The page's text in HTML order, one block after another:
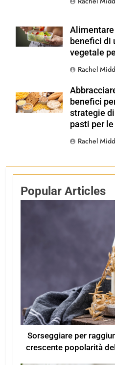
Shutterstock
Alimentare
benefici di
vegetale
Rachel
Shutterstock
benefici
strategie
pasti per
Rachel
Popular Articles
Sorseggiare per
crescente popolarità